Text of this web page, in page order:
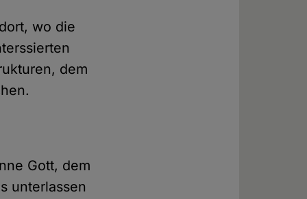
wo die
dem
Gott, dem
unterlassen